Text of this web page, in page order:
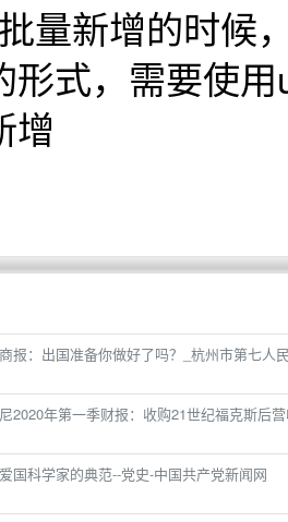
量新增的时候
形式，需要使
增
报：出国准备你做好了吗？_杭州市第七人
2020年第一季财报：收购21世纪福克斯后
爱国科学家的典范--党史-中国共产党新闻网